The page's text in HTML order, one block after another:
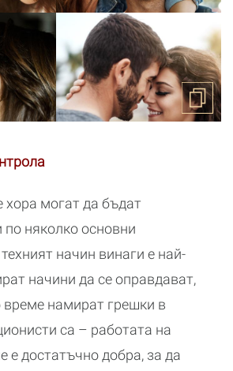
могат да бъдат
няколко основни
начин винаги е най-
начини да се оправдават,
намират грешки в
са – работата на
е достатъчно добра, за да